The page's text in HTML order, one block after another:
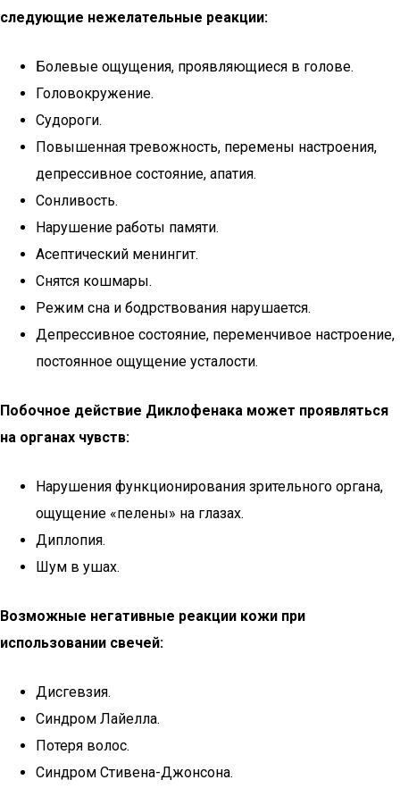
следующие нежелательные реакции:
Болевые ощущения, проявляющиеся в голове.
Головокружение.
Судороги.
Повышенная тревожность, перемены настроения,
депрессивное состояние, апатия.
Сонливость.
Нарушение работы памяти.
Асептический менингит.
Снятся кошмары.
Режим сна и бодрствования нарушается.
Депрессивное состояние, переменчивое настроение,
постоянное ощущение усталости.
Побочное действие Диклофенака может проявляться
на органах чувств:
Нарушения функционирования зрительного органа,
ощущение «пелены» на глазах.
Диплопия.
Шум в ушах.
Возможные негативные реакции кожи при
использовании свечей:
Дисгевзия.
Синдром Лайелла.
Потеря волос.
Синдром Стивена-Джонсона.